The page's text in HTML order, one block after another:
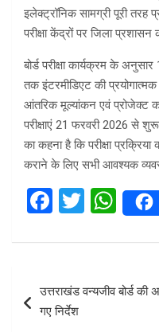
इलेक्ट्रॉनिक सामग्री पूरी तरह
परीक्षा केंद्रों पर जिला प्रशासन
बोर्ड परीक्षा कार्यक्रम के
तक इंटरमीडिएट की प्रयोगात्मक
आंतरिक मूल्यांकन एवं प्रोजेक्ट
परीक्षाएं 21 फरवरी 2026 से
का कहना है कि परीक्षा
कराने के लिए सभी आवश्यक
F
ce
o
T
tt
er
W
h
at
s
A
navigation
उत्तराखंड वन्यजीव बोर्ड
गए निर्देश